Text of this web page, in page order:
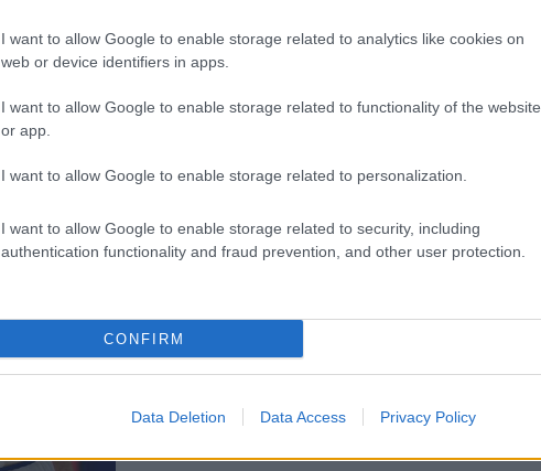
I want to allow Google to enable storage related to analytics like cookies on
web or device identifiers in apps.
I want to allow Google to enable storage related to functionality of the website
or app.
I want to allow Google to enable storage related to personalization.
I want to allow Google to enable storage related to security, including
authentication functionality and fraud prevention, and other user protection.
CONFIRM
Data Deletion Data Access Privacy Policy
έδαφος»
Ο παίκτης κινδυνεύει ακόμα και με
ένοχος
Ακίλε Πολονάρα
Είχε διαγνωστεί με καρκίνο στους